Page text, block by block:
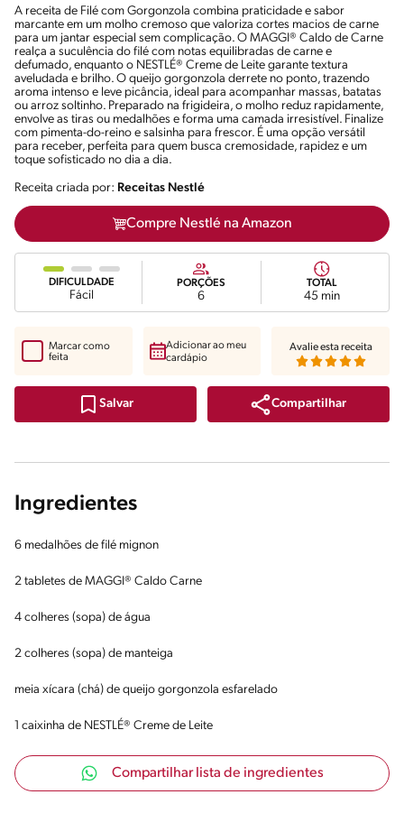
A receita de Filé com Gorgonzola combina praticidade e sabor
marcante em um molho cremoso que valoriza cortes macios de carne
para um jantar especial sem complicação. O MAGGI® Caldo de Carne
realça a suculência do filé com notas equilibradas de carne e
defumado, enquanto o NESTLÉ® Creme de Leite garante textura
aveludada e brilho. O queijo gorgonzola derrete no ponto, trazendo
aroma intenso e leve picância, ideal para acompanhar massas, batatas
ou arroz soltinho. Preparado na frigideira, o molho reduz rapidamente,
envolve as tiras ou medalhões e forma uma camada irresistível. Finalize
com pimenta-do-reino e salsinha para frescor. É uma opção versátil
para receber, perfeita para quem busca cremosidade, rapidez e um
toque sofisticado no dia a dia.
Receita criada por: Receitas Nestlé
Compre Nestlé na Amazon
DIFICULDADE
Fácil
PORÇÕES
6
TOTAL
45 min
Salvar Compartilhar
Marcar como
feita
Adicionar ao meu
cardápio
Avalie esta receita
Ingredientes
6 medalhões de filé mignon
2 tabletes de MAGGI® Caldo Carne
4 colheres (sopa) de água
2 colheres (sopa) de manteiga
meia xícara (chá) de queijo gorgonzola esfarelado
1 caixinha de NESTLÉ® Creme de Leite
Compartilhar lista de ingredientes